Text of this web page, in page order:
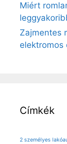
Miért
Zajmentes
elektromos
Címkék
2 személyes